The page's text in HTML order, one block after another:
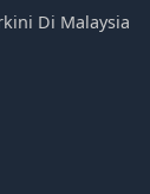
Di Malaysia